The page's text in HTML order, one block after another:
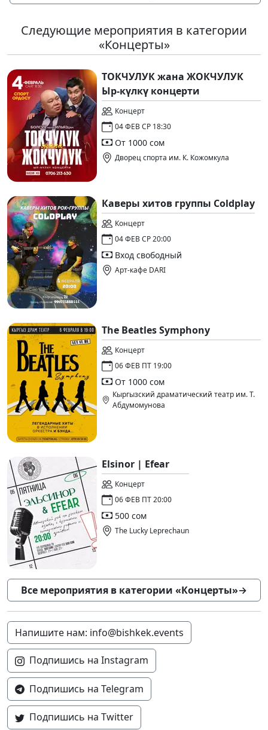
Следующие мероприятия в категории
«Концерты»
ТОКЧУЛУК жана ЖОКЧУЛУК
Ыр-күлкү концерти
Концерт
04 ФЕВ СР 18:30
От 1000 сом
Дворец спорта им. К. Кожомкула
Каверы хитов группы Coldplay
Концерт
04 ФЕВ СР 20:00
Вход свободный
Арт-кафе DARI
The Beatles Symphony
Концерт
06 ФЕВ ПТ 19:00
От 1000 сом
Кыргызский драматический театр им. Т.
Абдумомунова
Elsinor | Efear
Концерт
06 ФЕВ ПТ 20:00
500 сом
The Lucky Leprechaun
Все мероприятия в категории «Концерты»→
Напишите нам: info@bishkek.events
Подпишись на Instagram
Подпишись на Telegram
Подпишись на Twitter